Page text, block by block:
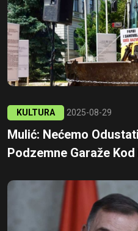
KULTURA 2025-08-29
Mulić: Nećemo
Podzemne Garaže